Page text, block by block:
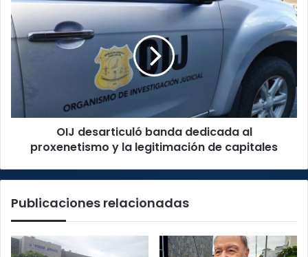
desarticuló
banda
dedicada
proxenetismo
legitimación
capitales
OIJ desarticuló banda dedicada al
proxenetismo y la legitimación de capitales
Publicaciones relacionadas